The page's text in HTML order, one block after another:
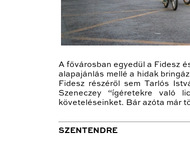
A fővárosban egyedül a Fidesz
alapajánlás mellé a hidak
Fidesz részéről sem Tarlós
Szeneczey “ígéretekre való
követeléseinket. Bár azóta már
SZENTENDRE